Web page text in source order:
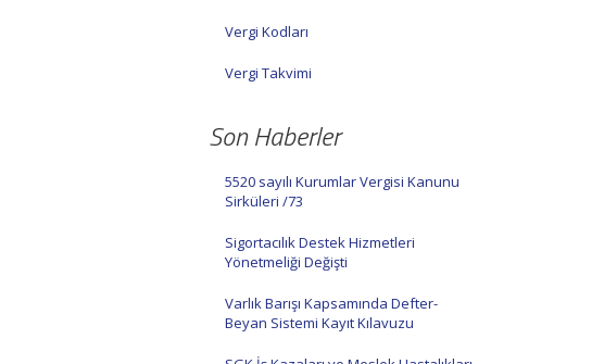
Vergi Kodları
Vergi Takvimi
Son Haberler
5520 sayılı Kurumlar Vergisi Kanunu
Sirküleri /73
Sigortacılık Destek Hizmetleri
Yönetmeliği Değişti
Varlık Barışı Kapsamında Defter-
Beyan Sistemi Kayıt Kılavuzu